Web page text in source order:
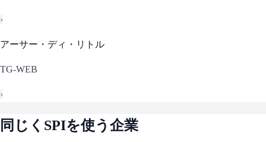
›
アーサー・ディ・リトル
TG-WEB
›
同じく SPIを使う企業